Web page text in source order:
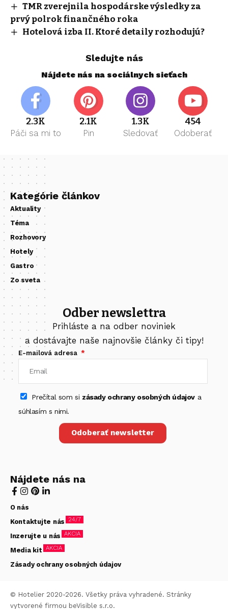
TMR zverejnila hospodárske výsledky za
prvý polrok finančného roka
Hotelová izba II. Ktoré detaily rozhodujú?
Sledujte nás
Nájdete nás na sociálnych sieťach
2.3K
Páči sa mi to
2.1K
Pin
1.3K
Sledovať
454
Odoberať
Kategórie článkov
Aktuality
Téma
Rozhovory
Hotely
Gastro
Zo sveta
Odber newslettra
Prihláste a na odber noviniek
a dostávajte naše najnovšie články či tipy!
E-mailová adresa
Prečítal som si zásady ochrany osobných údajova
súhlasím s nimi.
Odoberať newsletter
Nájdete nás na
O nás
Kontaktujte nás 24/7
Inzerujte u nás AKCIA
Media kit AKCIA
Zásady ochrany osobných údajov
© Hotelier 2020-2026. Všetky práva vyhradené. Stránky
vytvorené firmou beVisible s.r.o.